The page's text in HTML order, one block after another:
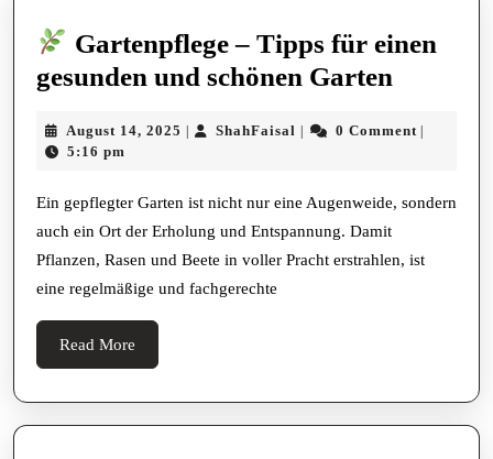
Gartenpflege – Tipps für einen
gesunden und schönen Garten
–
für
August 14, 2025 August
| ShahFaisal ShahFaisal
| 0 Comment |
5:16 pm
Ein gepflegter Garten ist nicht nur eine Augenweide, sondern
auch ein Ort der Erholung und Entspannung. Damit
Pflanzen, Rasen und Beete in voller Pracht erstrahlen, ist
eine regelmäßige und fachgerechte
Read More
More